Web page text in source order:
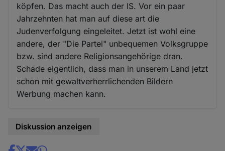
köpfen. Das macht auch der IS. Vor ein paar
Jahrzehnten hat man auf diese art die
Judenverfolgung eingeleitet. Jetzt ist wohl eine
andere, der "Die Partei" unbequemen Volksgruppe
bzw. sind andere Religionsangehörige dran.
Schade eigentlich, dass man in unserem Land jetzt
schon mit gewaltverherrlichenden Bildern
Werbung machen kann.
Diskussion anzeigen